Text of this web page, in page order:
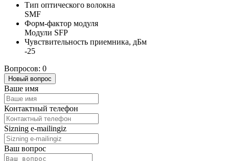
Тип оптического волокна
SMF
Форм-фактор модуля
Модули SFP
Чувствительность приемника, дБм
-25
Вопросов: 0
Новый вопрос
Ваше имя
Контактный телефон
Sizning e-mailingiz
Ваш вопрос